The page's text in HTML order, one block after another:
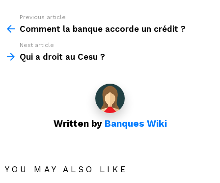
more
Previous article
Comment la banque accorde un crédit ?
Next article
Qui a droit au Cesu ?
Written by Banques Wiki
YOU MAY ALSO LIKE